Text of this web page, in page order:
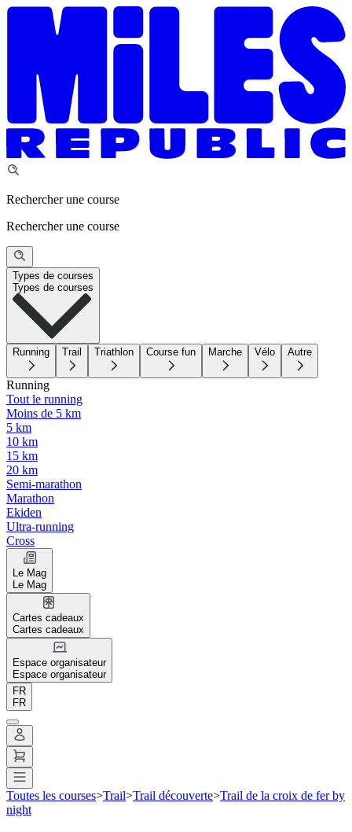
Rechercher une course
Rechercher une course
Types de courses
Types de courses
Running Trail Triathlon Course fun Marche Vélo Autre
Running
Tout le running
Moins de 5 km
5 km
10 km
15 km
20 km
Semi-marathon
Marathon
Ekiden
Ultra-running
Cross
Le Mag
Le Mag
Cartes cadeaux
Cartes cadeaux
Espace organisateur
Espace organisateur
FR
FR
Toutes les courses>Trail>Trail découverte>Trail de la croix de fer by
night